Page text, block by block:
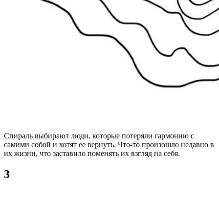
Спираль выбирают люди, которые потеряли гармонию с
самими собой и хотят ее вернуть. Что-то произошло недавно в
их жизни, что заставило поменять их взгляд на себя.
3